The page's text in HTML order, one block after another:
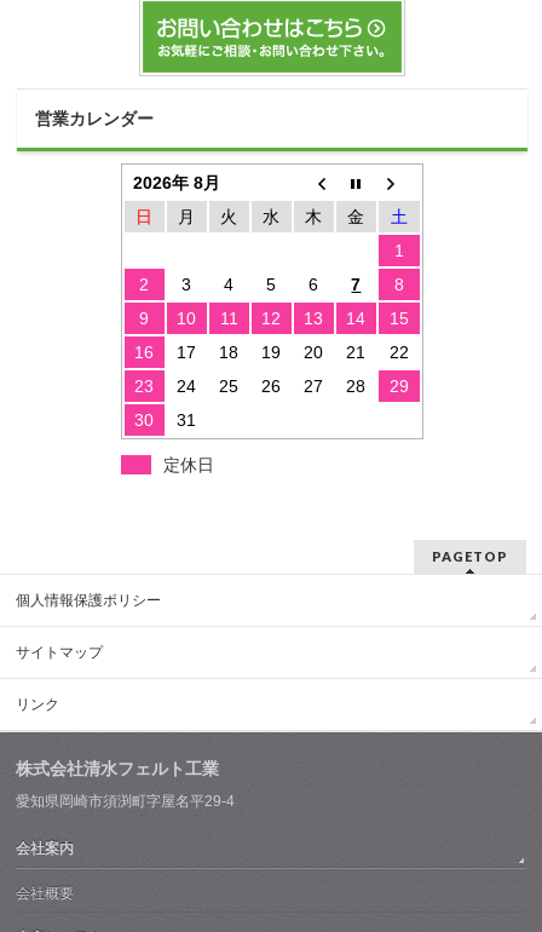
営業カレンダー
2026年 8月
日
月 火 水 木 金
土
1
2
3 4 5 6 7
8
9
10 11 12 13 14
15
16
17 18 19 20 21
22
23
24 25 26 27 28
29
30
31
定休日
PAGETOP
個人情報保護ポリシー
サイトマップ
リンク
株式会社清水フェルト工業
愛知県岡崎市須渕町字屋名平29-4
会社案内
会社概要